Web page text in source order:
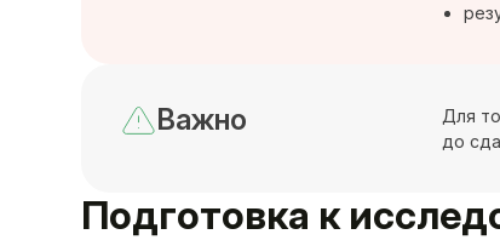
Важно
Для
до
Подготовка к